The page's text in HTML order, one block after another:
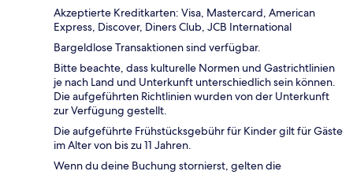
Akzeptierte Kreditkarten: Visa, Mastercard, American
Express, Discover, Diners Club, JCB International
Bargeldlose Transaktionen sind verfügbar.
Bitte beachte, dass kulturelle Normen und Gastrichtlinien
je nach Land und Unterkunft unterschiedlich sein können.
Die aufgeführten Richtlinien wurden von der Unterkunft
zur Verfügung gestellt.
Die aufgeführte Frühstücksgebühr für Kinder gilt für Gäste
im Alter von bis zu 11 Jahren.
Wenn du deine Buchung stornierst, gelten die